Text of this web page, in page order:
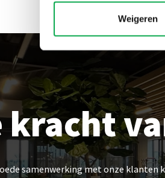
Weigeren
kracht
samenwerking met onze klanten